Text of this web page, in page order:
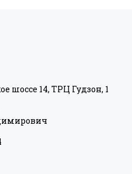
шоссе 14, ТРЦ Гудзон, 1